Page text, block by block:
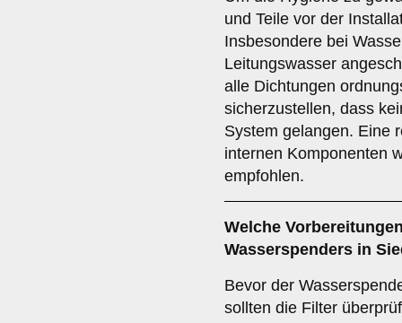
und Teile vor der
Insbesondere bei
Leitungswasser
alle Dichtungen
sicherzustellen, dass
System gelangen. Eine
internen Komponenten
empfohlen.
Welche
Wasserspenders in
Bevor der
sollten die Filter